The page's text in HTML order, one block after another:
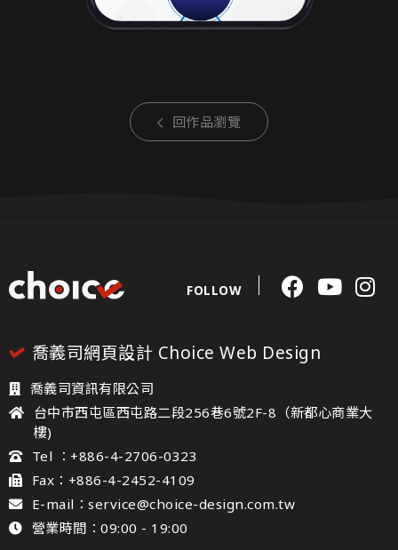
回作品瀏覽
FOLLOW
喬義司網頁設計 Choice Web Design
喬義司資訊有限公司
台中市西屯區西屯路二段256巷6號2F-8（新都心商業大
樓)
Tel ：+886-4-2706-0323
Fax：+886-4-2452-4109
E-mail：service@choice-design.com.tw
營業時間：09:00 - 19:00